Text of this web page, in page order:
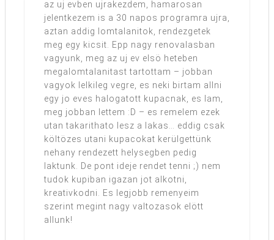
az uj evben ujrakezdem, hamarosan
jelentkezem is a 30 napos programra ujra,
aztan addig lomtalanitok, rendezgetek
meg egy kicsit. Epp nagy renovalasban
vagyunk, meg az uj ev elsö heteben
megalomtalanitast tartottam – jobban
vagyok lelkileg vegre, es neki birtam allni
egy jo eves halogatott kupacnak, es lam,
meg jobban lettem :D – es remelem ezek
utan takarithato lesz a lakas… eddig csak
költözes utani kupacokat kerülgettünk
nehany rendezett helysegben pedig
laktunk. De pont ideje rendet tenni ;) nem
tudok kupiban igazan jot alkotni,
kreativkodni. Es legjobb remenyeim
szerint megint nagy valtozasok elött
allunk!